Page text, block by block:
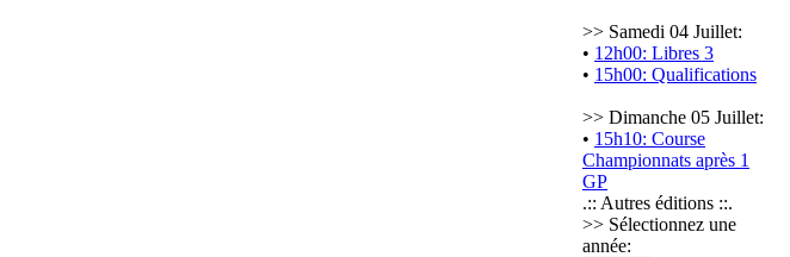
>> Samedi 04 Juillet:
• 12h00: Libres 3
• 15h00: Qualifications
>> Dimanche 05 Juillet:
• 15h10: Course
Championnats après 1
GP
.:: Autres éditions ::.
>> Sélectionnez une
année: